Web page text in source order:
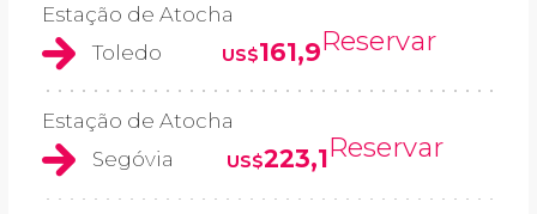
Estação de Atocha
Toledo
US$161,9Reservar
Estação de Atocha
Segóvia
US$223,1Reservar